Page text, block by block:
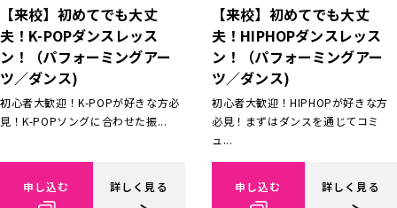
【来校】初めてでも大丈
夫！K-POPダンスレッス
ン！（パフォーミングアー
ツ／ダンス)
初心者大歓迎！K-POPが好きな方必
見！K-POPソングに合わせた振...
申し込む 詳しく見る
【来校】初めてでも大丈
夫！HIPHOPダンスレッス
ン！（パフォーミングアー
ツ／ダンス)
初心者大歓迎！HIPHOPが好きな方
必見！まずはダンスを通じてコミ
ュ...
申し込む 詳しく見る